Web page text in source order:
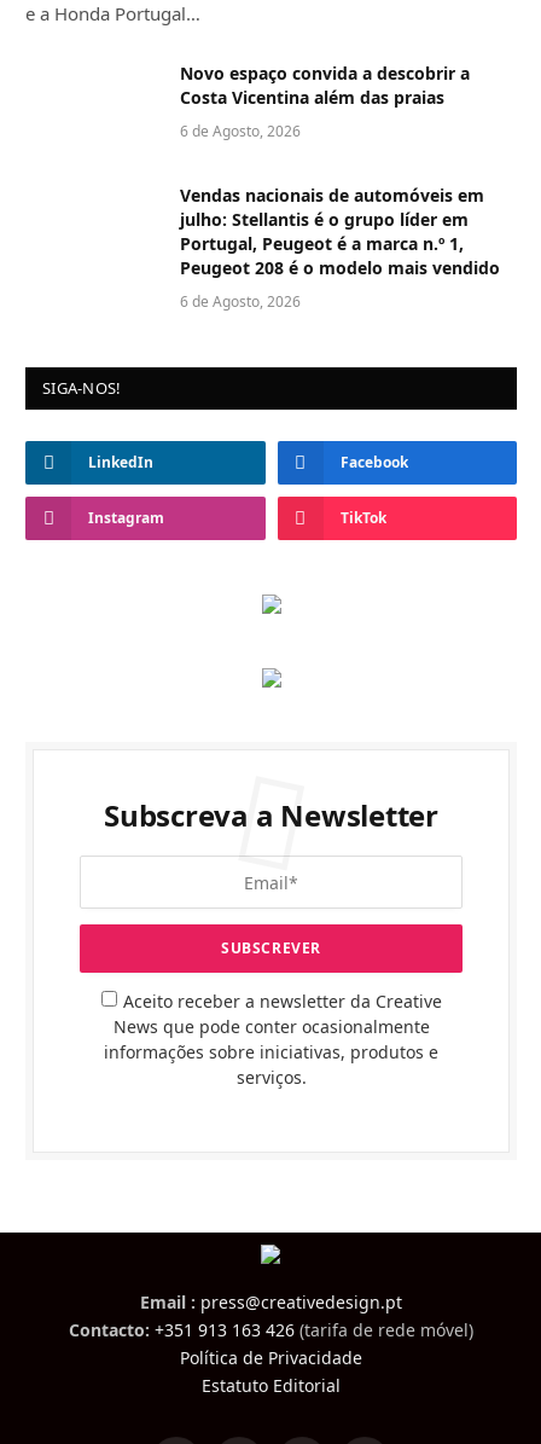
e a Honda Portugal…
Novo espaço convida a descobrir a
Costa Vicentina além das praias
6 de Agosto, 2026
Vendas nacionais de automóveis em
julho: Stellantis é o grupo líder em
Portugal, Peugeot é a marca n.º 1,
Peugeot 208 é o modelo mais vendido
6 de Agosto, 2026
SIGA-NOS!
LinkedIn Facebook
Instagram TikTok
Subscreva a Newsletter
Aceito receber a newsletter da Creative
News que pode conter ocasionalmente
informações sobre iniciativas, produtos e
serviços.
Email : press@creativedesign.pt
Contacto: +351 913 163 426(tarifa de rede móvel)
Política de Privacidade
Estatuto Editorial